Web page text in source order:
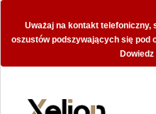
Uważaj na kontakt telefoniczny,
oszustów podszywających się pod